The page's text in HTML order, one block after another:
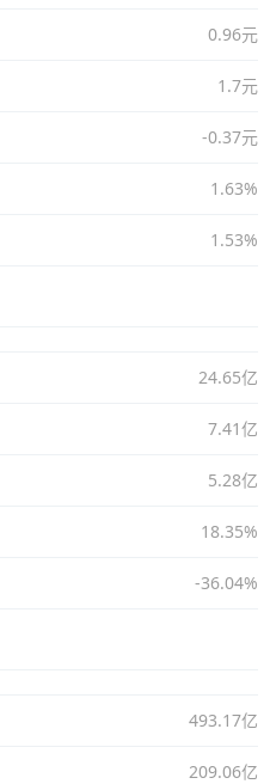
0.96元
1.7元
-0.37元
1.63%
1.53%
24.65亿
7.41亿
5.28亿
18.35%
-36.04%
493.17亿
209.06亿